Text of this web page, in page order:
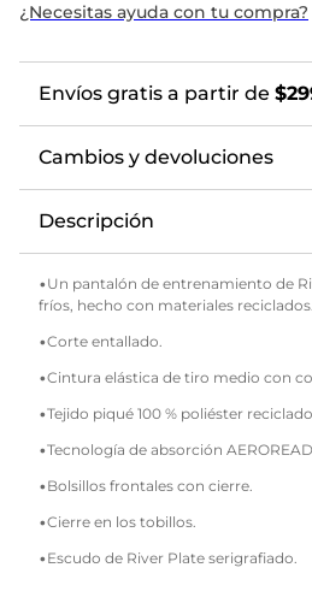
¿Necesitas ayuda con tu compra?
Envíos gratis a partir de
Cambios y devoluciones
Descripción
•Un pantalón de entrenamiento de
fríos, hecho con materiales reciclados.
•Corte entallado.
•Cintura elástica de tiro medio con
•Tejido piqué 100 % poliéster
•Tecnología de absorción
•Bolsillos frontales con cierre.
•Cierre en los tobillos.
•Escudo de River Plate serigrafiado.